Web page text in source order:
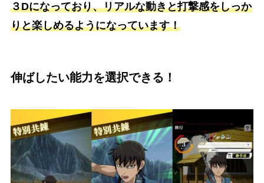
３Dになっており、リアルな動きと打撃感をしっか
りと楽しめるようになっています！
伸ばしたい能力を選択できる！